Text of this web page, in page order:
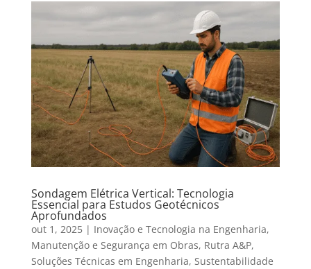
Sondagem Elétrica Vertical: Tecnologia
Essencial para Estudos Geotécnicos
Aprofundados
out 1, 2025| Inovação e Tecnologia na Engenharia,
Manutenção e Segurança em Obras, Rutra A&P,
Soluções Técnicas em Engenharia, Sustentabilidade